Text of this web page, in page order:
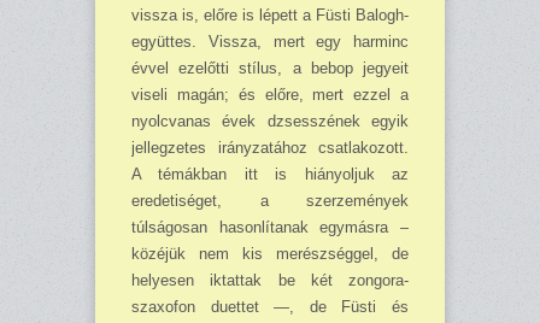
vissza is, előre is lépett a Füs­ti Balogh-
együttes. Vissza, mert egy harminc
évvel ez­előtti stílus, a bebop jegyeit
viseli magán; és előre, mert ezzel a
nyolcvanas évek dzsesszének egyik
jel­legzetes irányzatához csat­lakozott.
A témákban itt is hiányoljuk az
eredetiséget, a szerzemények
túlságosan hasonlítanak egymásra –
közéjük nem kis merész­séggel, de
helyesen iktat­tak be két zongora-
szaxo­fon duettet —, de Füsti és